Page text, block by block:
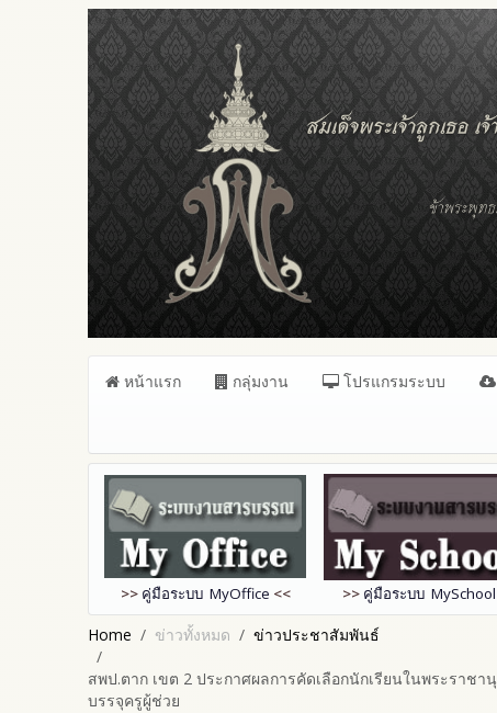
หน้าแรก กลุ่มงาน โปรแกรมระบบ
>> คู่มือระบบ MyOffice << >> คู่มือระบบ MySchool
Home ข่าวทั้งหมด ข่าวประชาสัมพันธ์
สพป.ตาก เขต 2 ประกาศผลการคัดเลือกนักเรียนในพระราช
บรรจุครูผู้ช่วย